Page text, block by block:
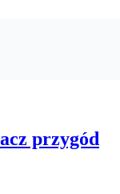
przygód